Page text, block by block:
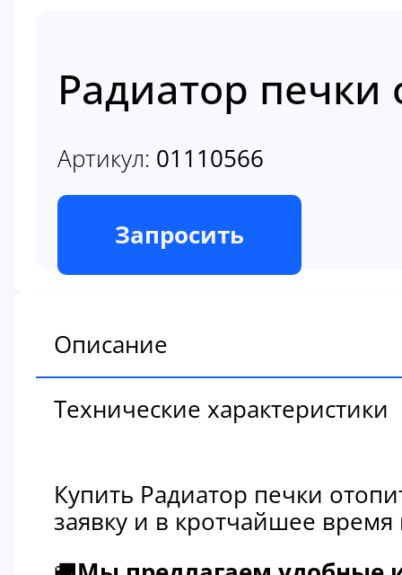
Радиатор печки
Артикул: 01110566
В наличии
Запросить
Описание
Технические характеристики
Купить Радиатор печки
заявку и в кротчайшее